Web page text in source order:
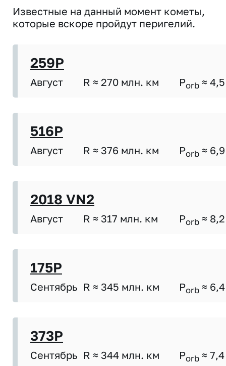
Известные на данный момент кометы,
которые вскоре пройдут перигелий.
259P
Август R ≈ 270 млн. км Porb ≈ 4,5
516P
Август R ≈ 376 млн. км Porb ≈ 6,9
2018 VN2
Август R ≈ 317 млн. км Porb ≈ 8,2
175P
Сентябрь R ≈ 345 млн. км Porb ≈ 6,4
373P
Сентябрь R ≈ 344 млн. км Porb ≈ 7,4